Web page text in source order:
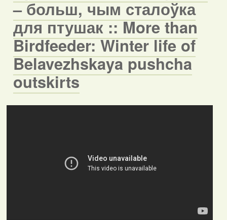
– больш, чым сталоўка
для птушак :: More than
Birdfeeder: Winter life of
Belavezhskaya pushcha
outskirts